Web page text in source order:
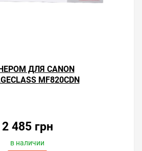
ДЛЯ CANON
MF820CDN
2 485 грн
в наличии